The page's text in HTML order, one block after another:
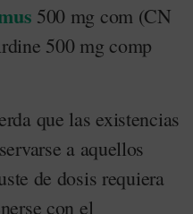
500 mg com (CN
500 mg comp
que las existencias
a aquellos
de dosis requiera
con el